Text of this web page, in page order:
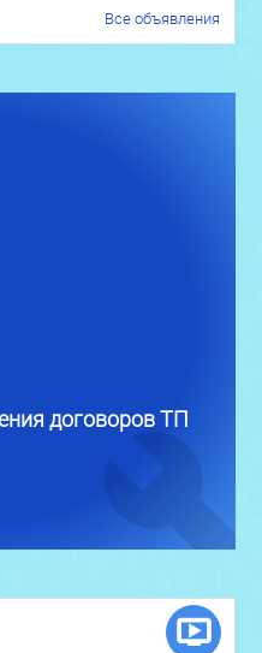
Все объявления
договоров ТП